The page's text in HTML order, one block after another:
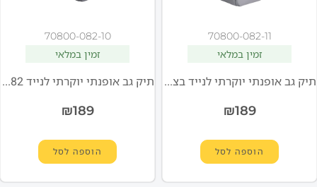
70800-082-11
זמין במלאי
תיק גב אופנתי יוקרתי לנייד בצבע אפור NB-082 "15.6 מבית MIRACASE
₪189
הוספה לסל
70800-082-10
זמין במלאי
תיק גב אופנתי יוקרתי לנייד NB-082 בגודל "15.6 מבית MIRACASE
₪189
הוספה לסל